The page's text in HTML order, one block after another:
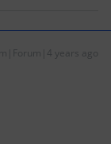
years ago